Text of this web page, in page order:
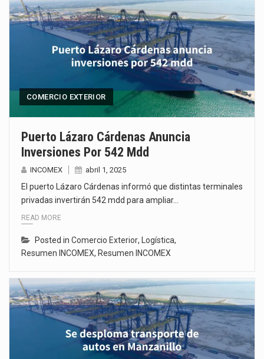
COMERCIO EXTERIOR
Puerto Lázaro Cárdenas Anuncia
Inversiones Por 542 Mdd
INCOMEX abril 1, 2025
El puerto Lázaro Cárdenas informó que distintas terminales
privadas invertirán 542 mdd para ampliar…
READ MORE
Posted in Comercio Exterior, Logística,
Resumen INCOMEX, Resumen INCOMEX